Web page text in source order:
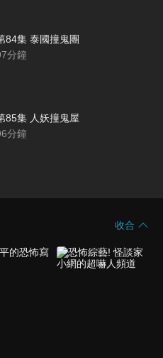
84集 泰國撞鬼團
分鐘
85集 人妖撞鬼屋
分鐘
收合